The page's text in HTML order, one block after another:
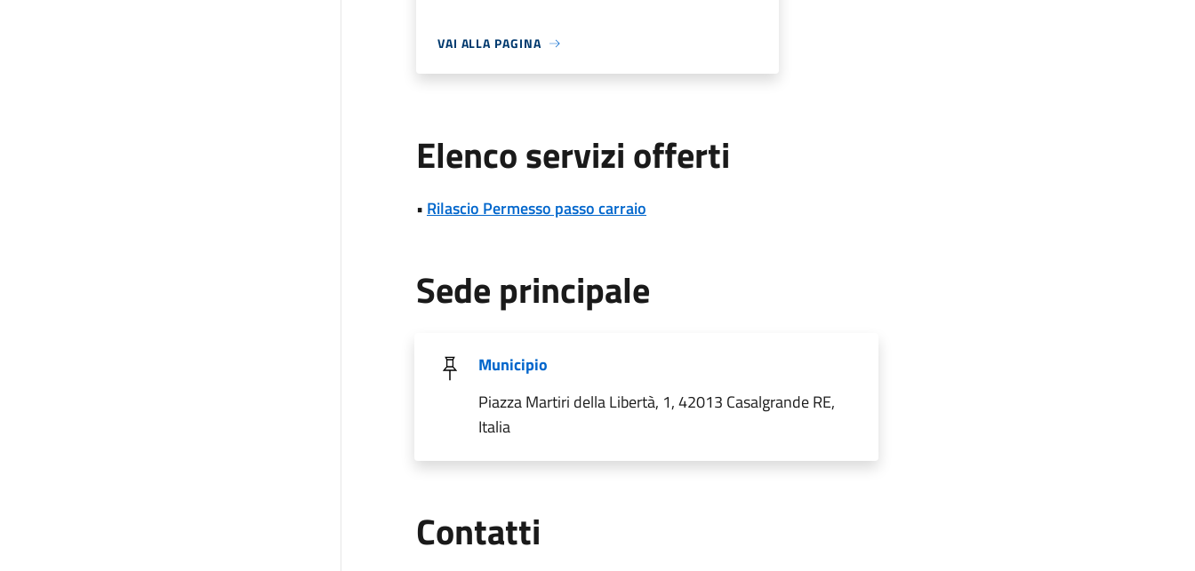
VAI ALLA PAGINA
Elenco servizi offerti
• Rilascio Permesso passo carraio
Sede principale
Municipio
Piazza Martiri della Libertà, 1, 42013 Casalgrande RE,
Italia
Contatti